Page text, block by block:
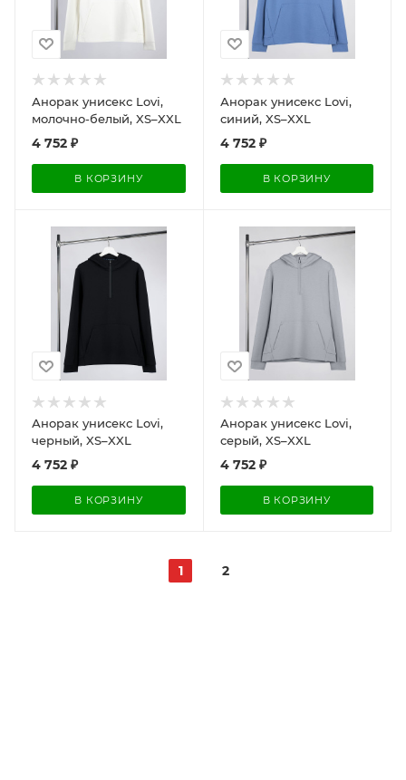
Анорак унисекс Lovi,
молочно-белый, XS–XXL
4 752 ₽
В КОРЗИНУ
Анорак унисекс Lovi,
синий, XS–XXL
4 752₽
В КОРЗИНУ
Анорак унисекс Lovi,
черный, XS–XXL
4 752 ₽
В КОРЗИНУ
Анорак унисекс Lovi,
серый, XS–XXL
4 752₽
В КОРЗИНУ
1 2